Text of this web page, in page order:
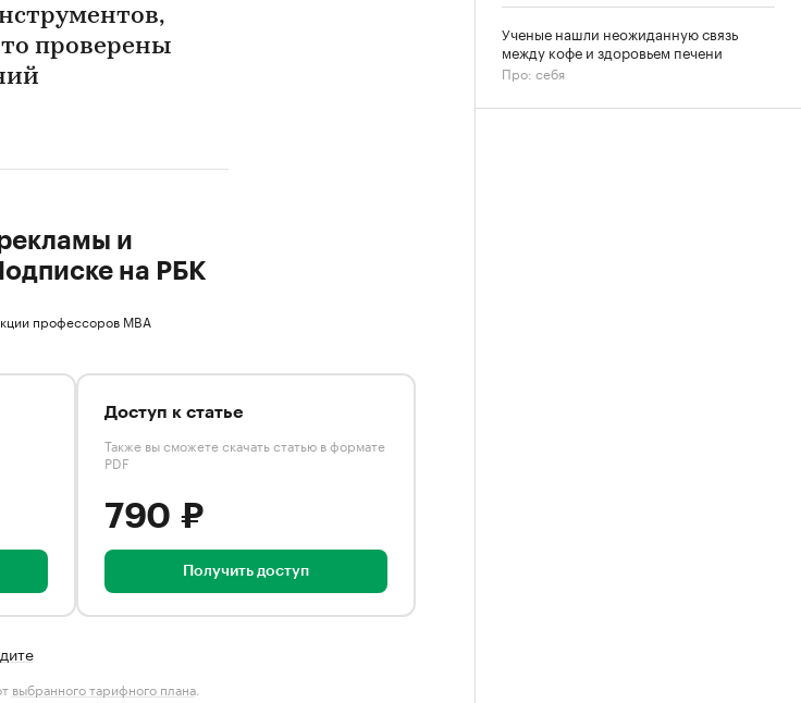
проверены
и
на РБК
профессоров MBA
Доступ к статье
Также вы сможете скачать статью в формате
PDF
790 ₽
Получить доступ
выбранного тарифного плана.
Ученые нашли неожиданную связь
между кофе и здоровьем печени
Про: себя